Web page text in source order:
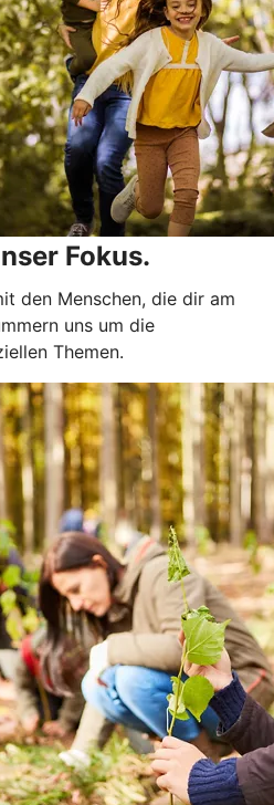
Fokus.
den Menschen, die dir am
uns um die
Themen.